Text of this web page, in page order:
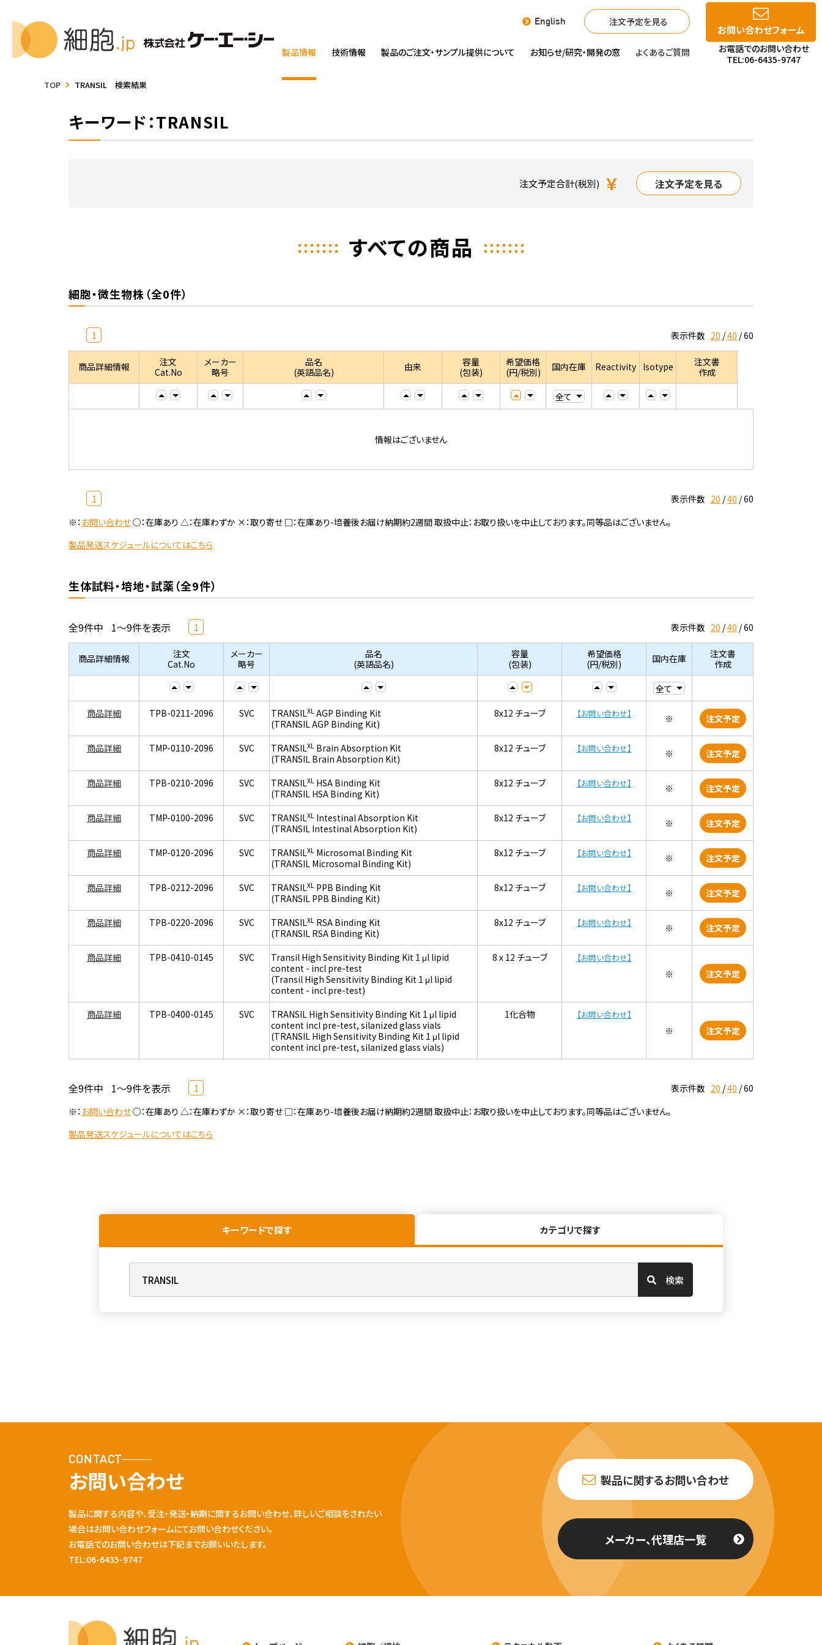
English 注文予定を見る
製品情報 技術情報 製品のご注文・サンプル提供について お知らせ/研究・開発の窓 よくあるご質問
お問い合わせフォーム
お電話でのお問い合わせ
TEL:06-6435-9747
TOP TRANSIL 検索結果
キーワード：TRANSIL
注文予定合計(税別) ￥ 注文予定を見る
すべての商品
細胞・微生物株（全0件）
1 表示件数 20 40 60
商品詳細情報
注文
Cat.No
メーカー
略号
品名
(英語品名)
由来
容量
(包装)
希望価格
(円/税別)
国内在庫 Reactivity Isotype
注文書
作成
情報はございません
1 表示件数 20 40 60
※： お問い合わせ○：在庫あり △：在庫わずか ×：取り寄せ □：在庫あり-培養後お届け納期約2週間 取扱中止：お取り扱いを中止しております。同等品はございません。
製品発送スケジュールについてはこちら
生体試料・培地・試薬（全9件）
全9件中 1～9件を表示 1 表示件数 20 40 60
商品詳細情報
注文
Cat.No
メーカー
略号
品名
(英語品名)
容量
(包装)
希望価格
(円/税別)
国内在庫
注文書
作成
商品詳細 TPB-0211-2096 SVC TRANSILXL AGP Binding Kit
(TRANSIL AGP Binding Kit)
8x12 チューブ 【お問い合わせ】 ※ 注文予定
商品詳細 TMP-0110-2096 SVC TRANSILXL Brain Absorption Kit
(TRANSIL Brain Absorption Kit)
8x12 チューブ 【お問い合わせ】 ※ 注文予定
商品詳細 TPB-0210-2096 SVC TRANSILXL HSA Binding Kit
(TRANSIL HSA Binding Kit)
8x12 チューブ 【お問い合わせ】 ※ 注文予定
商品詳細 TMP-0100-2096 SVC TRANSILXL Intestinal Absorption Kit
(TRANSIL Intestinal Absorption Kit)
8x12 チューブ 【お問い合わせ】 ※ 注文予定
商品詳細 TMP-0120-2096 SVC TRANSILXL Microsomal Binding Kit
(TRANSIL Microsomal Binding Kit)
8x12 チューブ 【お問い合わせ】 ※ 注文予定
商品詳細 TPB-0212-2096 SVC TRANSILXL PPB Binding Kit
(TRANSIL PPB Binding Kit)
8x12 チューブ 【お問い合わせ】 ※ 注文予定
商品詳細 TPB-0220-2096 SVC TRANSILXL RSA Binding Kit
(TRANSIL RSA Binding Kit)
8x12 チューブ 【お問い合わせ】 ※ 注文予定
商品詳細 TPB-0410-0145 SVC
Transil High Sensitivity Binding Kit 1 μl lipid
content - incl pre-test
(Transil High Sensitivity Binding Kit 1 μl lipid
content - incl pre-test)
8 x 12 チューブ 【お問い合わせ】
※ 注文予定
商品詳細 TPB-0400-0145 SVC
TRANSIL High Sensitivity Binding Kit 1 μl lipid
content incl pre-test, silanized glass vials
(TRANSIL High Sensitivity Binding Kit 1 μl lipid
content incl pre-test, silanized glass vials)
1化合物 【お問い合わせ】
※ 注文予定
全9件中 1～9件を表示 1 表示件数 20 40 60
※： お問い合わせ○：在庫あり △：在庫わずか ×：取り寄せ □：在庫あり-培養後お届け納期約2週間 取扱中止：お取り扱いを中止しております。同等品はございません。
製品発送スケジュールについてはこちら
キーワードで探す カテゴリで探す
検索
CONTACT
お問い合わせ
製品に関する内容や、受注・発送・納期に関するお問い合わせ、詳しいご相談をされたい
場合はお問い合わせフォームにてお問い合わせください。
お電話でのお問い合わせは下記までお願いいたします。
TEL:06-6435-9747
製品に関するお問い合わせ
メーカー、代理店一覧